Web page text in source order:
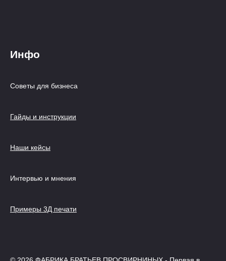
Инфо
Советы для бизнеса
Гайды и инструкции
Наши кейсы
Интервью и мнения
Примеры 3Д печати